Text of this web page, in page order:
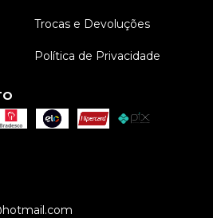
Trocas e Devoluções
Política de Privacidade